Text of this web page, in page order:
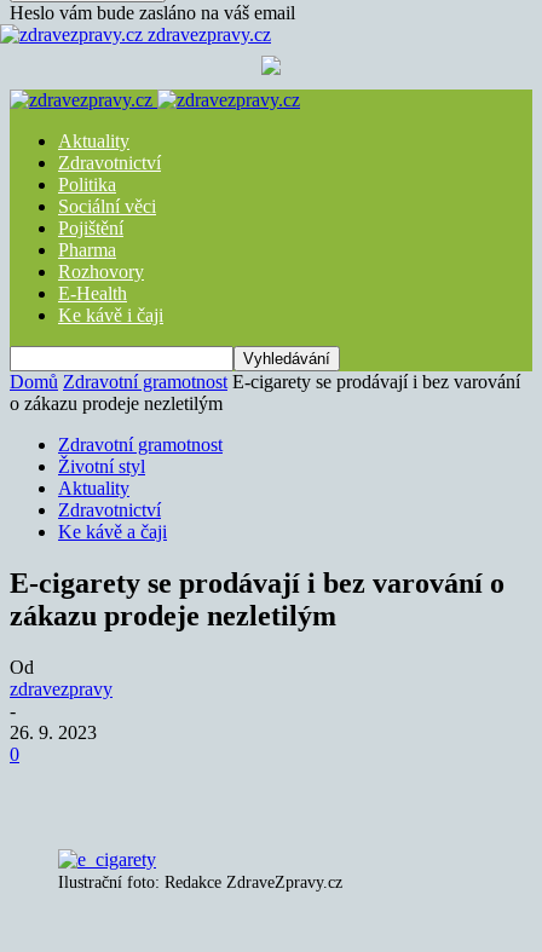
Heslo vám bude zasláno na váš email
zdravezpravy.cz
Aktuality
Zdravotnictví
Politika
Sociální věci
Pojištění
Pharma
Rozhovory
E-Health
Ke kávě i čaji
Domů Zdravotní gramotnost E-cigarety se prodávají i bez varování
o zákazu prodeje nezletilým
Zdravotní gramotnost
Životní styl
Aktuality
Zdravotnictví
Ke kávě a čaji
E-cigarety se prodávají i bez varování o
zákazu prodeje nezletilým
Od
zdravezpravy
-
26. 9. 2023
0
Ilustrační foto: Redakce ZdraveZpravy.cz